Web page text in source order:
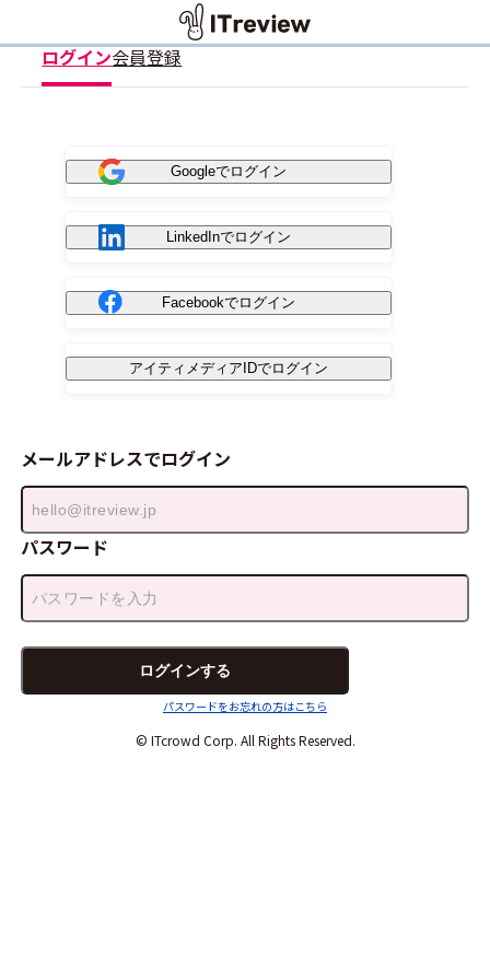
ログイン会員登録
Googleでログイン
LinkedInでログイン
Facebookでログイン
アイティメディアIDでログイン
メールアドレスでログイン
パスワード
パスワードをお忘れの方はこちら
© ITcrowd Corp. All Rights Reserved.